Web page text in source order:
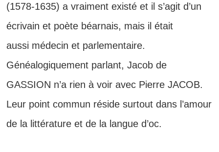
(1578-1635) a vraiment existé et il s’agit d’un
écrivain et poète béarnais, mais il était
aussi médecin et parlementaire.
Généalogiquement parlant, Jacob de
GASSION n’a rien à voir avec Pierre JACOB.
Leur point commun réside surtout dans l’amour
de la littérature et de la langue d’oc.